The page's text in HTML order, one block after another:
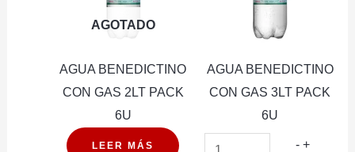
AGOTADO
AGUA BENEDICTINO
CON GAS 2LT PACK
6U
LEER MÁS
AGUA BENEDICTINO
CON GAS 3LT PACK
6U
- AGUA
+